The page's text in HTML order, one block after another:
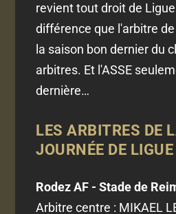
revient tout droit de
différence que l'arbitre
la saison bon dernier du
arbitres. Et l'ASSE
dernière…
LES ARBITRES DE
JOURNÉE DE
Rodez AF - Stade de
Arbitre centre : MIKAEL